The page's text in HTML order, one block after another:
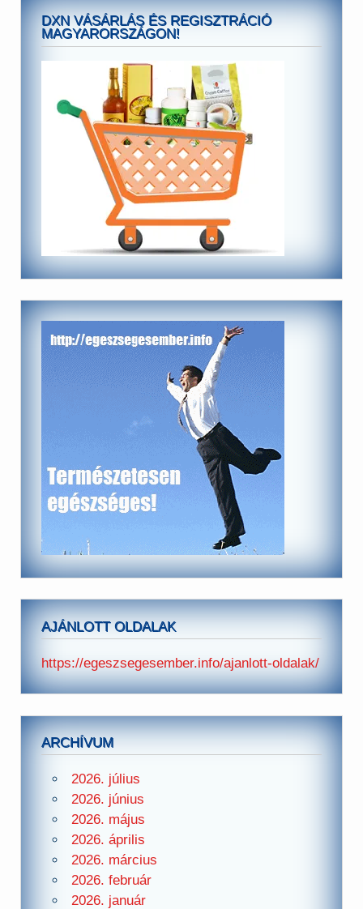
DXN VÁSÁRLÁS ÉS REGISZTRÁCIÓ
MAGYARORSZÁGON!
AJÁNLOTT OLDALAK
https://egeszsegesember.info/ajanlott-oldalak/
ARCHÍVUM
2026. július
2026. június
2026. május
2026. április
2026. március
2026. február
2026. január